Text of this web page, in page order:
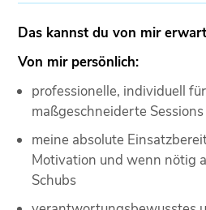
Das kannst du von mir
Von mir persönlich:
professionelle, individuell
maßgeschneiderte Sessions
meine absolute
Motivation und wenn nötig
Schubs